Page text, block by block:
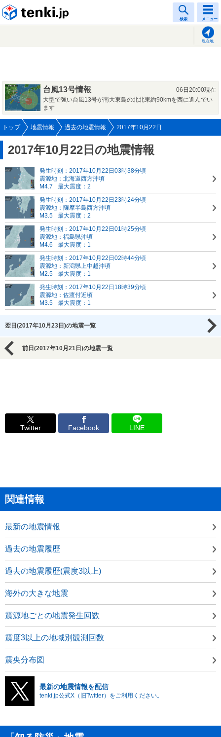
検索 メニュー
現在地
台風13号情報
06日20:00現在
大型で強い台風13号が南大東島の北北東約90kmを西に進んでい
ます
トップ 地震情報 過去の地震情報 2017年10月22日
2017年10月22日の地震情報
発生時刻：2017年10月22日03時38分頃
震源地：北海道西方沖頃
M4.7
最大震度：2
発生時刻：2017年10月22日23時24分頃
震源地：薩摩半島西方沖頃
M3.5
最大震度：2
発生時刻：2017年10月22日01時25分頃
震源地：福島県沖頃
M4.6
最大震度：1
発生時刻：2017年10月22日02時44分頃
震源地：新潟県上中越沖頃
M2.5
最大震度：1
発生時刻：2017年10月22日18時39分頃
震源地：佐渡付近頃
M3.5
最大震度：1
翌日(2017年10月23日)の地震一覧
前日(2017年10月21日)の地震一覧
Twitter Facebook LINE
関連情報
最新の地震情報
過去の地震履歴
過去の地震履歴(震度3以上)
海外の大きな地震
震源地ごとの地震発生回数
震度3以上の地域別観測回数
震央分布図
最新の地震情報を配信
tenki.jp公式X（旧Twitter）をご利用ください。